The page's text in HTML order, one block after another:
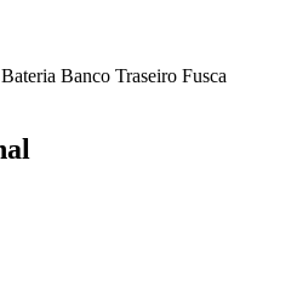
Banco Traseiro Fusca